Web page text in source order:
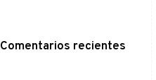
Comentarios recientes